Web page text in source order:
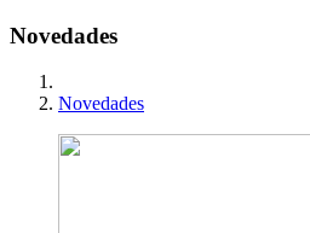
Novedades
Novedades